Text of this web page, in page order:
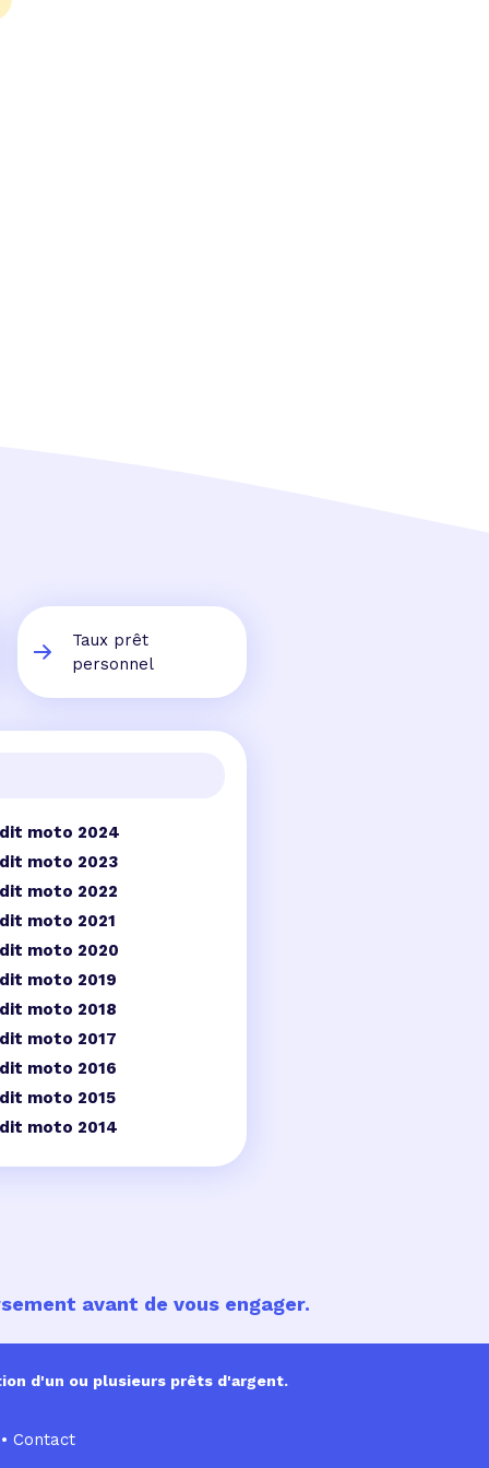
Taux prêt
personnel
moto 2024
moto 2023
moto 2022
moto 2021
moto 2020
moto 2019
moto 2018
moto 2017
moto 2016
moto 2015
moto 2014
avant de vous engager.
d'un ou plusieurs prêts d'argent.
Contact